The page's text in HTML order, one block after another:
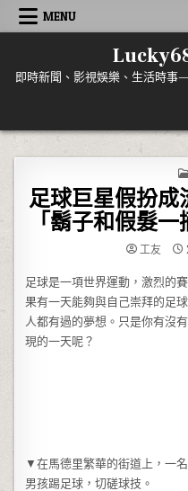
Skip to content
MENU
即時新聞、影視娛樂、生活時事
足球巨星假扮
「鬍子和假髮
工友
足球是一項世界運動，激烈的
果有一天能夠與自己崇拜的足
人都有過的夢想。只是你有沒
現的一天呢？
▼在馬德里繁華的街道上，一
男孩踢足球，切磋球技。